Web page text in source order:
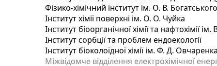
Фізико-хімічний інститут ім. О. В.
Інститут хімії поверхні ім. О. О. Чуйка
Інститут біоорганічної хімії та нафтохімії
Інститут сорбції та проблем ендоекології
Інститут біоколоїдної хімії ім. Ф. Д.
Міжвідомче відділення електрохімічної